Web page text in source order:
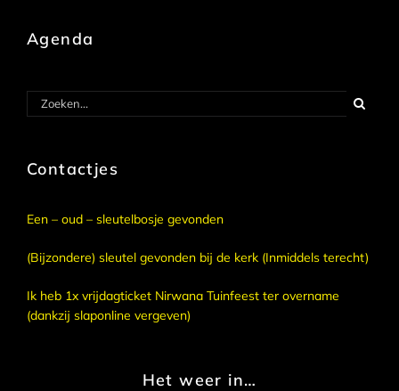
Agenda
Zoeken
naar:
Contactjes
Een – oud – sleutelbosje gevonden
(Bijzondere) sleutel gevonden bij de kerk (Inmiddels terecht)
Ik heb 1x vrijdagticket Nirwana Tuinfeest ter overname
(dankzij slaponline vergeven)
Het weer in…